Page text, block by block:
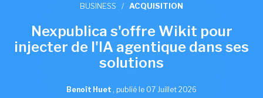
BUSINESS / ACQUISITION
Nexpublica s'offre Wikit pour
injecter de l'IA agentique dans ses
solutions
Benoît Huet , publié le 07 Juillet 2026